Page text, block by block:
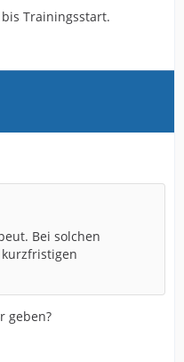
Trainingsstart.
Bei solchen
geben?